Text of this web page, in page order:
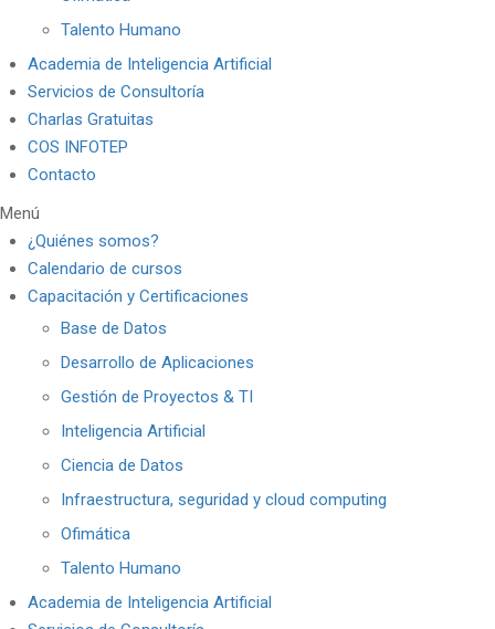
Talento Humano
Academia de Inteligencia Artificial
Servicios de Consultoría
Charlas Gratuitas
COS INFOTEP
Contacto
Menú
¿Quiénes somos?
Calendario de cursos
Capacitación y Certificaciones
Base de Datos
Desarrollo de Aplicaciones
Gestión de Proyectos & TI
Inteligencia Artificial
Ciencia de Datos
Infraestructura, seguridad y cloud computing
Ofimática
Talento Humano
Academia de Inteligencia Artificial